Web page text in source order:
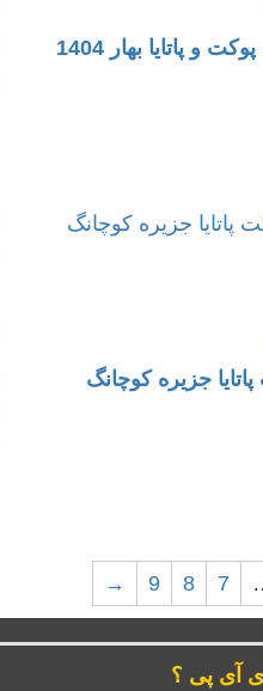
پوکت پاتایا جزیره کوچانگ
7
8
9
→
آی پی ؟